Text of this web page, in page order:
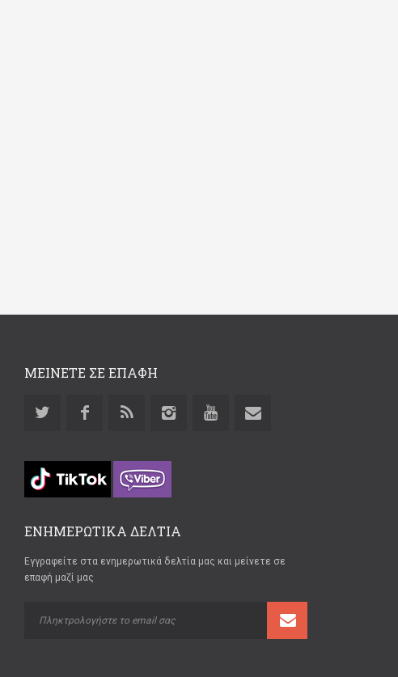
ΜΕΙΝΕΤΕ ΣΕ ΕΠΑΦΗ
ΕΝΗΜΕΡΩΤΙΚΑ ΔΕΛΤΙΑ
Εγγραφείτε στα ενημερωτικά δελτία μας και μείνετε σε
επαφή μαζί μας